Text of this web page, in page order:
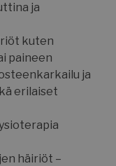
ja
kuten
paineen
ja
erilaiset
häiriöt –